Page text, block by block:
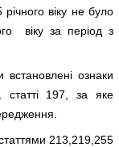
віку не було
віку за період з
ознаки
статті 197, за яке
213,219,255